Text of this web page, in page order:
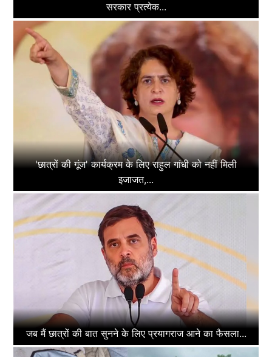
सरकार प्रत्येक...
'छात्रों की गूंज' कार्यक्रम के लिए राहुल गांधी को नहीं मिली
इजाजत,...
जब मैं छात्रों की बात सुनने के लिए प्रयागराज आने का फैसला...